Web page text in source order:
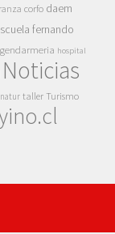
corfo daem
fernando
gendarmeria hospital
Noticias
taller Turismo